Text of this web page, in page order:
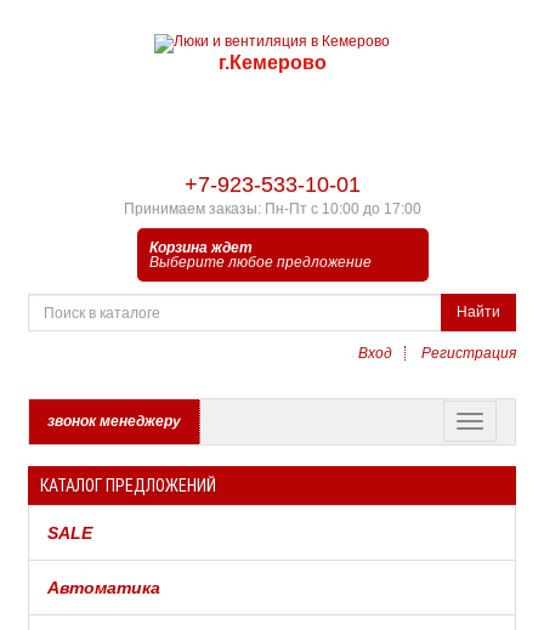
г.Кемерово
+7-923-533-10-01
Принимаем заказы: Пн-Пт с 10:00 до 17:00
Корзина ждет
Выберите любое предложение
Найти
Вход Регистрация
звонок менеджеру
КАТАЛОГ ПРЕДЛОЖЕНИЙ
SALE
Автоматика